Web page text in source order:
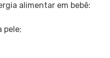
alimentar em bebê:
pele;